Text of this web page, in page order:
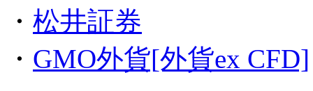
・ 松井証券
・ GMO外貨[外貨ex CFD]